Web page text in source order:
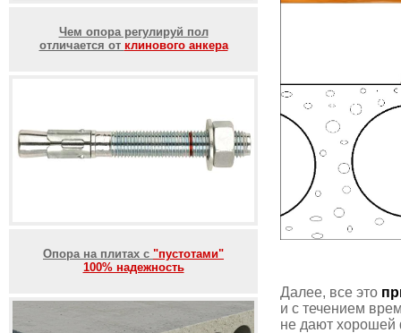
Чем опора регулируй пол
отличается от клинового анкера
Опора на плитах с "пустотами"
100% надежность
Далее, все это
и с течением
не дают хорошей